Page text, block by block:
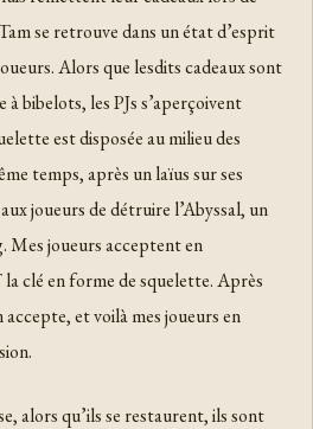
se retrouve dans un état d’esprit
Alors que lesdits cadeaux sont
à bibelots, les PJs s’aperçoivent
est disposée au milieu des
temps, après un laïus sur ses
joueurs de détruire l’Abyssal, un
Mes joueurs acceptent en
clé en forme de squelette. Après
et voilà mes joueurs en
alors qu’ils se restaurent, ils sont